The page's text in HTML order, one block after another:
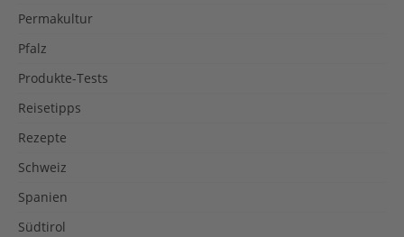
Permakultur
Pfalz
Produkte-Tests
Reisetipps
Rezepte
Schweiz
Spanien
Südtirol